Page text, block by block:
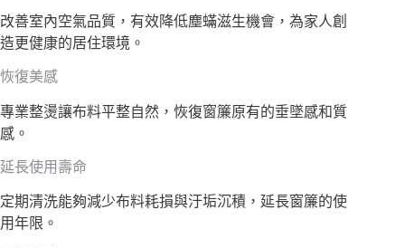
改善室內空氣品質，有效降低塵蟎滋生機會，為家人創
造更健康的居住環境。
恢復美感
專業整燙讓布料平整自然，恢復窗簾原有的垂墜感和質
感。
延長使用壽命
定期清洗能夠減少布料耗損與汙垢沉積，延長窗簾的使
用年限。